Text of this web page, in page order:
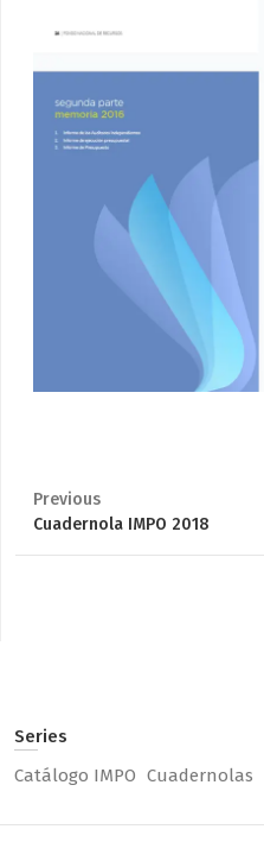
Previous
Previous
Cuadernola IMPO 2018
Series
Catálogo IMPO Cuadernolas